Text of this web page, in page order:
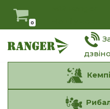
Перейти
до
вмісту
0